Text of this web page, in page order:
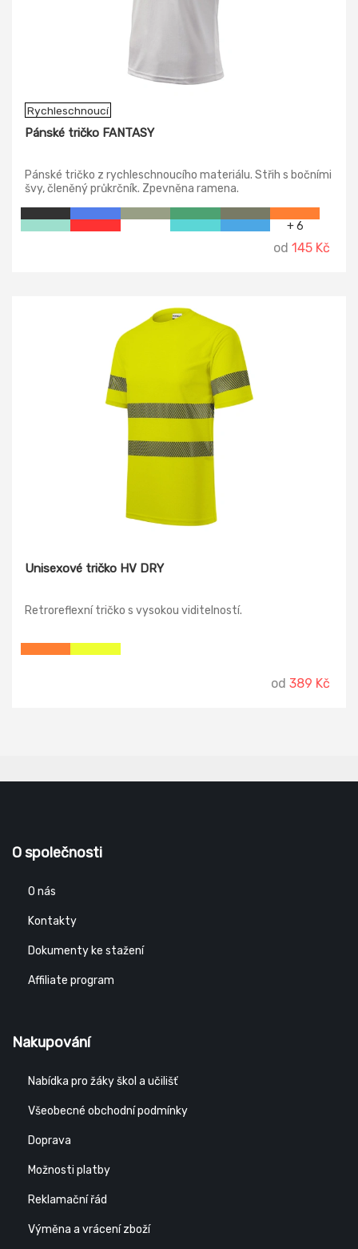
Rychleschnoucí
Pánské tričko FANTASY
Pánské tričko z rychleschnoucího materiálu. Střih s bočními
švy, členěný průkrčník. Zpevněna ramena.
+ 6
od 145 Kč
Unisexové tričko HV DRY
Retroreflexní tričko s vysokou viditelností.
od 389 Kč
O společnosti
O nás
Kontakty
Dokumenty ke stažení
Affiliate program
Nakupování
Nabídka pro žáky škol a učilišť
Všeobecné obchodní podmínky
Doprava
Možnosti platby
Reklamační řád
Výměna a vrácení zboží